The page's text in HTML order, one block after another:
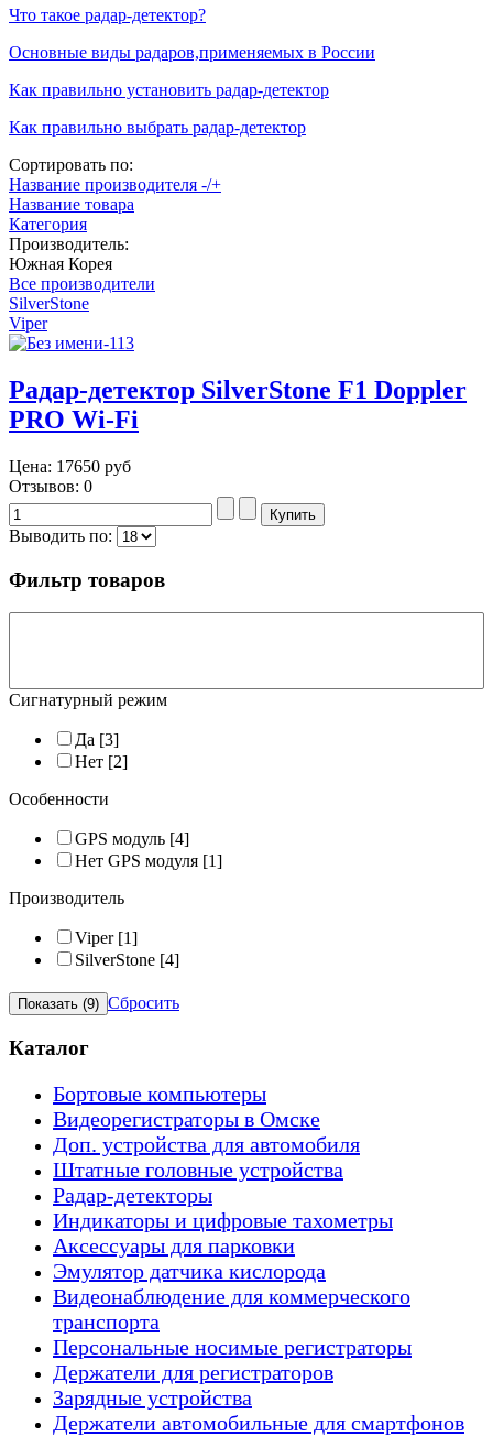
Что такое радар-детектор?
Основные виды радаров,применяемых в России
Как правильно установить радар-детектор
Как правильно выбрать радар-детектор
Сортировать по:
Название производителя -/+
Название товара
Категория
Производитель:
Южная Корея
Все производители
SilverStone
Viper
Радар-детектор SilverStone F1 Doppler
PRO Wi-Fi
Цена: 17650 руб
Отзывов: 0
Выводить по:
Фильтр товаров
Сигнатурный режим
Да [3]
Нет [2]
Особенности
GPS модуль [4]
Нет GPS модуля [1]
Производитель
Viper[1]
SilverStone [4]
Сбросить
Каталог
Бортовые компьютеры
Видеорегистраторы в Омске
Доп. устройства для автомобиля
Штатные головные устройства
Радар-детекторы
Индикаторы и цифровые тахометры
Аксессуары для парковки
Эмулятор датчика кислорода
Видеонаблюдение для коммерческого
транспорта
Персональные носимые регистраторы
Держатели для регистраторов
Зарядные устройства
Держатели автомобильные для смартфонов